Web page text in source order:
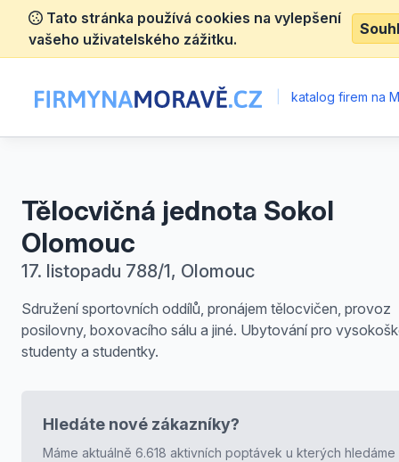
Tato stránka používá cookies na vylepšení
vašeho uživatelského zážitku.
katalog firem na
Tělocvičná jednota Sokol
Olomouc
17. listopadu 788/1, Olomouc
Sdružení sportovních oddílů, pronájem tělocvičen, provoz
posilovny, boxovacího sálu a jiné. Ubytování pro
studenty a studentky.
Hledáte nové zákazníky?
Máme aktuálně 6.618 aktivních poptávek u kterých hledáme